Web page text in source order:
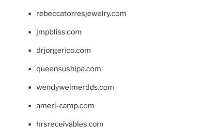
rebeccatorresjewelry.com
jmpbliss.com
drjorgerico.com
queensushipa.com
wendyweimerdds.com
ameri-camp.com
hrsreceivables.com